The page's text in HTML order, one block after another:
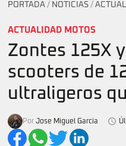
PORTADA / NOTICIAS /
ACTUALIDAD MOTOS
Zontes 125X
scooters de
ultraligeros
Por Jose Miguel Garcia